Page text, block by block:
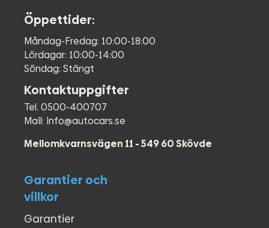
Öppettider:
Måndag-Fredag: 10:00-18:00
Lördagar: 10:00-14:00
Söndag: Stängt
Kontaktuppgifter
Tel. 0500-400707
Mail: info@autocars.se
Mellomkvarnsvägen 11 - 549 60 Skövde
Garantier och
villkor
Garantier